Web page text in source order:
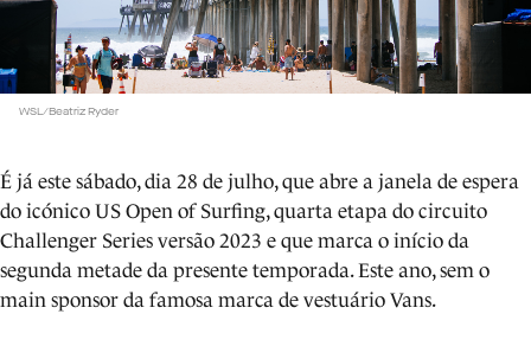
WSL/Beatriz Ryder
É já este sábado, dia 28 de julho, que abre a janela de espera
do icónico US Open of Surfing, quarta etapa do circuito
Challenger Series versão 2023 e que marca o início da
segunda metade da presente temporada. Este ano, sem o
main sponsor da famosa marca de vestuário Vans.